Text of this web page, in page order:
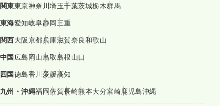
関東東京神奈川埼玉千葉茨城栃木群馬
東海愛知岐阜静岡三重
関西大阪京都兵庫滋賀奈良和歌山
中国広島岡山鳥取島根山口
四国徳島香川愛媛高知
九州・沖縄福岡佐賀長崎熊本大分宮崎鹿児島沖縄